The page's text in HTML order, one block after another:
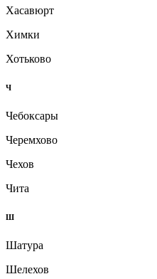
Хасавюрт
Химки
Хотьково
Ч
Чебоксары
Черемхово
Чехов
Чита
Ш
Шатура
Шелехов